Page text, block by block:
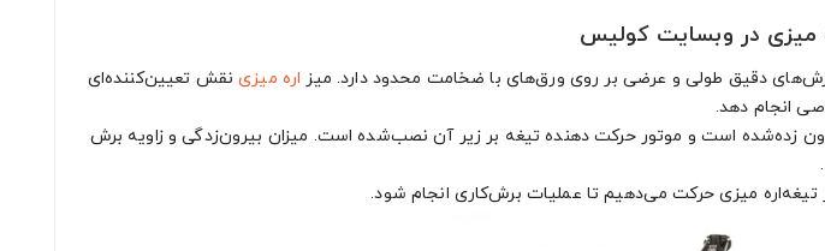
میزی در وبسایت کولیس
دقیق طولی و عرضی بر روی ورق‌های با ضخامت محدود دارد. میز اره میزینقش تعیین‌کننده‌ای
انجام دهد.
زده‌شده است و موتور حرکت دهنده تیغه بر زیر آن نصب‌شده است. میزان بیرون‌زدگی و زاویه برش
تیغه‌اره میزی حرکت می‌دهیم تا عملیات برش‌کاری انجام شود.